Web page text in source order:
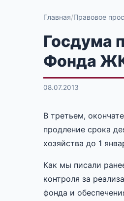
Главная Правовое
Госдума
Фонда
08.07.2013
В третьем,
продление срока
хозяйства до 1
Как мы писали
контроля за
фонда и